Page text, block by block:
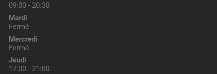
09:00 - 20:30
Mardi
Fermé
Mercredi
Fermé
Jeudi
17:00 - 21:00